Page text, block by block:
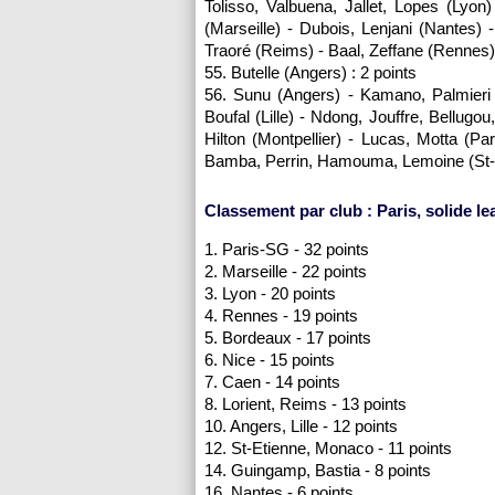
Tolisso, Valbuena, Jallet, Lopes
(Marseille) - Dubois, Lenjani (Nantes)
Traoré (Reims) - Baal, Zeffane
55. Butelle (Angers) : 2 points
56. Sunu (Angers) - Kamano,
Boufal (Lille) - Ndong, Jouffre,
Hilton (Montpellier) - Lucas, Motta
Bamba, Perrin, Hamouma, Lemoine
Classement par club : Paris, solide
1. Paris-SG - 32 points
2. Marseille - 22 points
3. Lyon - 20 points
4. Rennes - 19 points
5. Bordeaux - 17 points
6. Nice - 15 points
7. Caen - 14 points
8. Lorient, Reims - 13 points
10. Angers, Lille - 12 points
12. St-Etienne, Monaco - 11 points
14. Guingamp, Bastia - 8 points